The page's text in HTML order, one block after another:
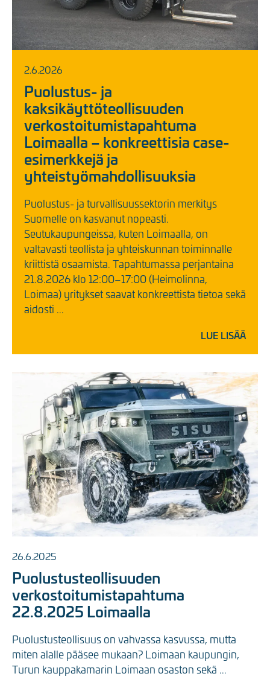
2.6.2026
Puolustus- ja
kaksikäyttöteollisuuden
verkostoitumistapahtuma
Loimaalla – konkreettisia case-
esimerkkejä ja
yhteistyömahdollisuuksia
Puolustus- ja turvallisuussektorin merkitys
Suomelle on kasvanut nopeasti.
Seutukaupungeissa, kuten Loimaalla, on
valtavasti teollista ja yhteiskunnan toiminnalle
kriittistä osaamista. Tapahtumassa perjantaina
21.8.2026 klo 12:00–17:00 (Heimolinna,
Loimaa) yritykset saavat konkreettista tietoa sekä
aidosti ...
LUE LISÄÄ
26.6.2025
Puolustusteollisuuden
verkostoitumistapahtuma
22.8.2025 Loimaalla
Puolustusteollisuus on vahvassa kasvussa, mutta
miten alalle pääsee mukaan? Loimaan kaupungin,
Turun kauppakamarin Loimaan osaston sekä ...